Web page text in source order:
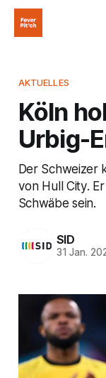
AKTUELLES
Köln
Urbig-
Der Schweizer
von Hull City.
Schwäbe sein.
SID
31 Jan.